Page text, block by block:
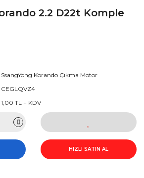
2.2 D22t Komple
SsangYong Korando Çıkma Motor
CEGLQVZ4
1,00 TL + KDV
HIZLI SATIN AL